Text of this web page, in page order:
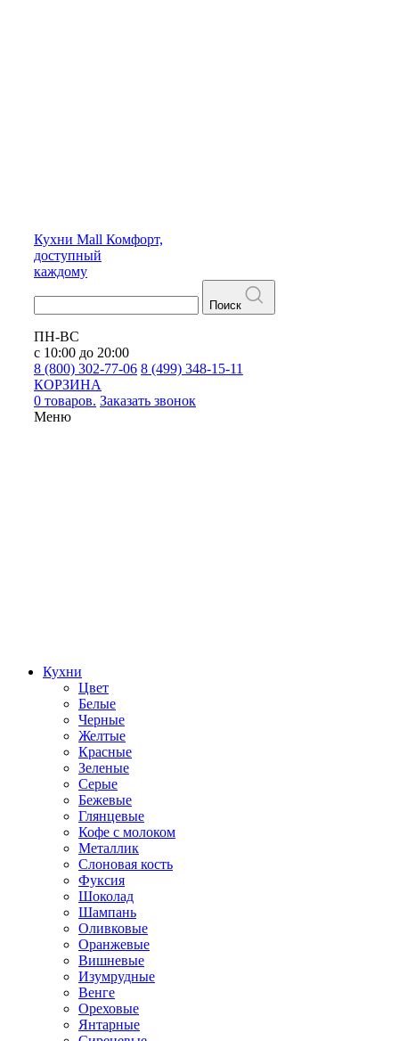
Кухни Mall Комфорт,
доступный
каждому
Поиск
ПН-ВС
с 10:00 до 20:00
8 (800) 302-77-06 8 (499) 348-15-11
КОРЗИНА
0 товаров. Заказать звонок
Меню
Кухни
Цвет
Белые
Черные
Желтые
Красные
Зеленые
Серые
Бежевые
Глянцевые
Кофе с молоком
Металлик
Слоновая кость
Фуксия
Шоколад
Шампань
Оливковые
Оранжевые
Вишневые
Изумрудные
Венге
Ореховые
Янтарные